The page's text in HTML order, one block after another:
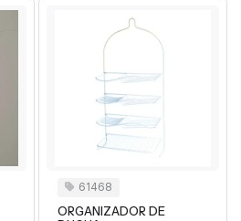
61468
ORGANIZADOR DE